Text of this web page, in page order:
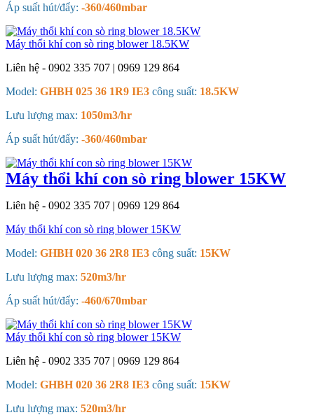
Áp suất hút/đẩy: -360/460mbar
Máy thổi khí con sò ring blower 18.5KW
Liên hệ - 0902 335 707 | 0969 129 864
Model: GHBH 025 36 1R9 IE3 công suất: 18.5KW
Lưu lượng max: 1050m3/hr
Áp suất hút/đẩy: -360/460mbar
Máy thổi khí con sò ring blower 15KW
Liên hệ - 0902 335 707 | 0969 129 864
Máy thổi khí con sò ring blower 15KW
Model: GHBH 020 36 2R8 IE3 công suất: 15KW
Lưu lượng max: 520m3/hr
Áp suất hút/đẩy: -460/670mbar
Máy thổi khí con sò ring blower 15KW
Liên hệ - 0902 335 707 | 0969 129 864
Model: GHBH 020 36 2R8 IE3 công suất: 15KW
Lưu lượng max: 520m3/hr